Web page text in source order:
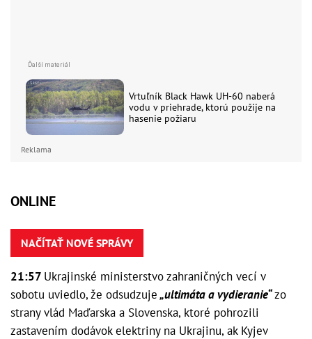
Vrtuľník Black Hawk UH-60 naberá
vodu v priehrade, ktorú použije na
hasenie požiaru
Reklama
ONLINE
NAČÍTAŤ NOVÉ SPRÁVY
21:57 Ukrajinské ministerstvo zahraničných vecí v
sobotu uviedlo, že odsudzuje„ultimáta a vydieranie“zo
strany vlád Maďarska a Slovenska, ktoré pohrozili
zastavením dodávok elektriny na Ukrajinu, ak Kyjev